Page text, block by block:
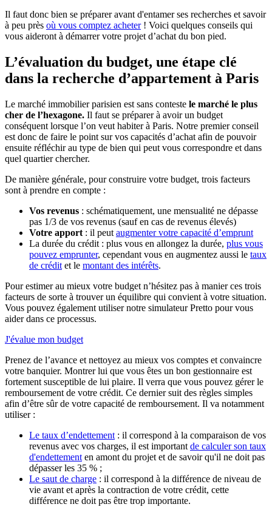
Il faut donc bien se préparer avant d'entamer ses recherches et savoir
à peu près où vous comptez acheter! Voici quelques conseils qui
vous aideront à démarrer votre projet d’achat du bon pied.
L’évaluation du budget, une étape clé
dans la recherche d’appartement à Paris
Le marché immobilier parisien est sans conteste le marché le plus
cher de l’hexagone. Il faut se préparer à avoir un budget
conséquent lorsque l’on veut habiter à Paris. Notre premier conseil
est donc de faire le point sur vos capacités d’achat afin de pouvoir
ensuite réfléchir au type de bien qui peut vous correspondre et dans
quel quartier chercher.
De manière générale, pour construire votre budget, trois facteurs
sont à prendre en compte :
Vos revenus : schématiquement, une mensualité ne dépasse
pas 1/3 de vos revenus (sauf en cas de revenus élevés)
Votre apport : il peut augmenter votre capacité d’emprunt
La durée du crédit : plus vous en allongez la durée, plus vous
pouvez emprunter, cependant vous en augmentez aussi le taux
de crédit et le montant des intérêts.
Pour estimer au mieux votre budget n’hésitez pas à manier ces trois
facteurs de sorte à trouver un équilibre qui convient à votre situation.
Vous pouvez également utiliser notre simulateur Pretto pour vous
aider dans ce processus.
J'évalue mon budget
Prenez de l’avance et nettoyez au mieux vos comptes et convaincre
votre banquier. Montrer lui que vous êtes un bon gestionnaire est
fortement susceptible de lui plaire. Il verra que vous pouvez gérer le
remboursement de votre crédit. Ce dernier suit des règles simples
afin d’être sûr de votre capacité de remboursement. Il va notamment
utiliser :
Le taux d’endettement : il correspond à la comparaison de vos
revenus avec vos charges, il est important de calculer son taux
d'endettement en amont du projet et de savoir qu'il ne doit pas
dépasser les 35 % ;
Le saut de charge : il correspond à la différence de niveau de
vie avant et après la contraction de votre crédit, cette
différence ne doit pas être trop importante.